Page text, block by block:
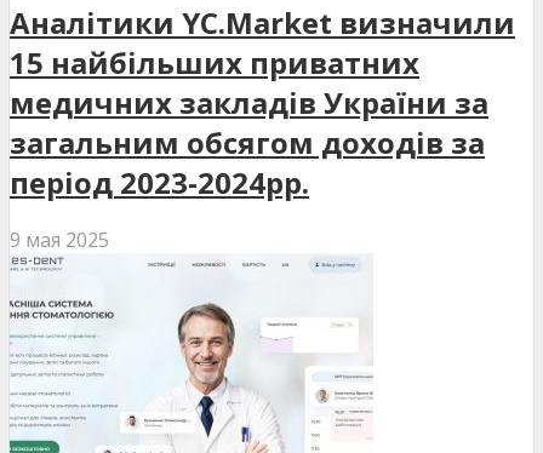
Аналітики YC.Market визначили
15 найбільших приватних
медичних закладів України за
загальним обсягом доходів за
період 2023-2024рр.
9 мая 2025